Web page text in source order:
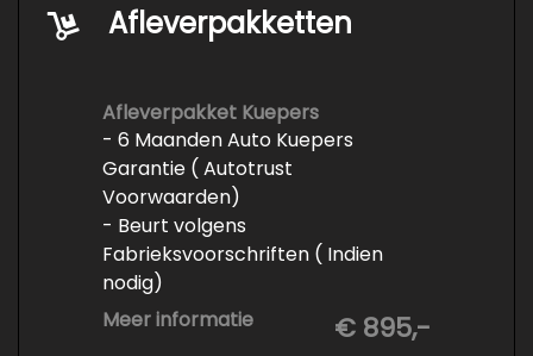
Afleverpakketten
Afleverpakket Kuepers
- 6 Maanden Auto Kuepers
Garantie ( Autotrust
Voorwaarden)
- Beurt volgens
Fabrieksvoorschriften ( Indien
nodig)
- Minimaal 6 maanden APK
- Minimaal 3 mm banden profiel
Meer informatie € 895,-